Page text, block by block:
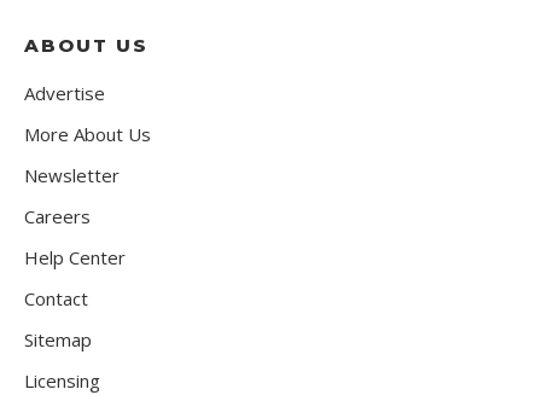
ABOUT US
Advertise
More About Us
Newsletter
Careers
Help Center
Contact
Sitemap
Licensing